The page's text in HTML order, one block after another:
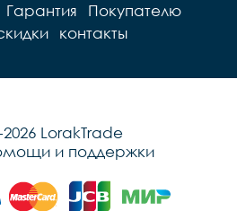
Гарантия
Покупателю
контакты
LorakTrade
и поддержки